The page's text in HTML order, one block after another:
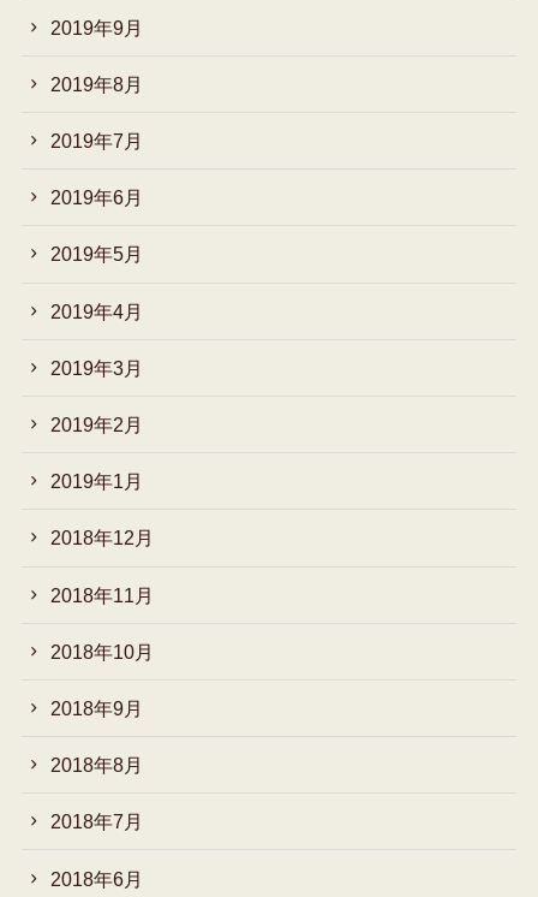
2019年9月
2019年8月
2019年7月
2019年6月
2019年5月
2019年4月
2019年3月
2019年2月
2019年1月
2018年12月
2018年11月
2018年10月
2018年9月
2018年8月
2018年7月
2018年6月